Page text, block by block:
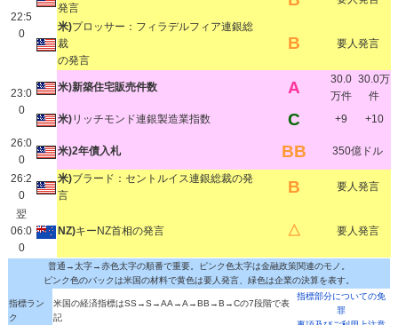
22:5
0
発言
米)プロッサー：フィラデルフィア連銀総
裁
の発言
B 要人発言
23:0
0
米)新築住宅販売件数 A
30.0
万件
30.0万
件
米)リッチモンド連銀製造業指数 C +9
+10
26:0
0
米)2年債入札 BB 350億ドル
26:2
0
米)ブラード：セントルイス連銀総裁の発
言
B 要人発言
翌
06:0
0
NZ)キーNZ首相の発言 △ 要人発言
普通→太字→赤色太字の順番で重要。ピンク色太字は金融政策関連のモノ。
ピンク色のバックは米国の材料で黄色は要人発言、緑色は企業の決算を表す。
指標ラン
ク
米国の経済指標はSS→S→AA→A→BB→B→Cの7段階で表
記
指標部分についての免
罪